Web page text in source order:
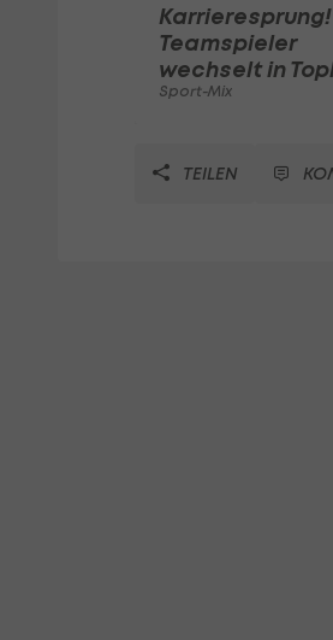
Karrieresprung!
Teamspieler
wechselt in
Sport-Mix
TEILEN